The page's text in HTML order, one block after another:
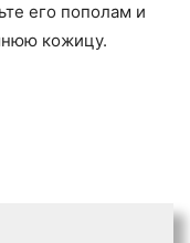
его пополам и
кожицу.